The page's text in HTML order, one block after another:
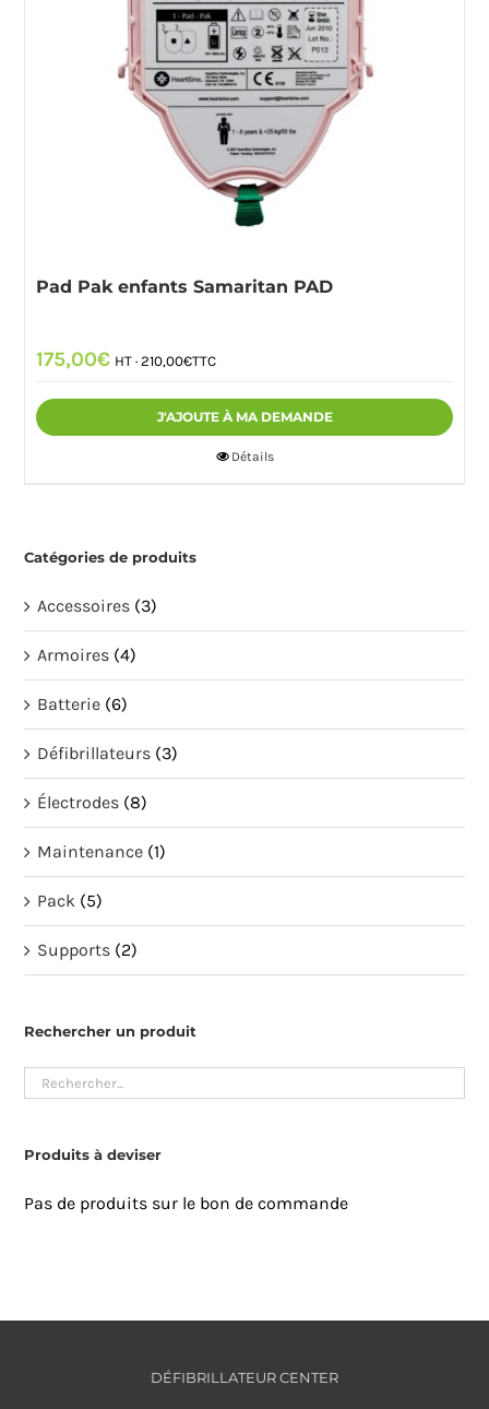
Pad Pak enfants Samaritan PAD
175,00€ HT · 210,00€TTC
J'AJOUTE À MA DEMANDE
Détails
Catégories de produits
Accessoires (3)
Armoires (4)
Batterie (6)
Défibrillateurs (3)
Électrodes (8)
Maintenance (1)
Pack (5)
Supports (2)
Rechercher un produit
Produits à deviser
Pas de produits sur le bon de commande
DÉFIBRILLATEUR CENTER